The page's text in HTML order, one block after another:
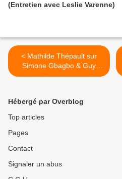
(Entretien avec Leslie Varenne)
< Mathilde Thépault sur
Simone Gbagbo & Guy
Labertit sur Ibni - Samedi
Hébergé par Overblog
Top articles
Pages
Contact
Signaler un abus